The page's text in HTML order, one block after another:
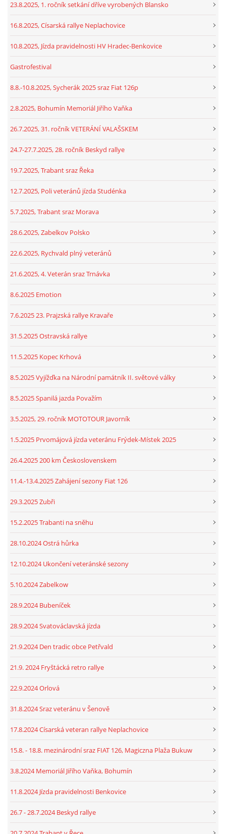
23.8.2025, 1. ročník setkání dříve vyrobených Blansko
16.8.2025, Císarská rallye Neplachovice
10.8.2025, Jízda pravidelnosti HV Hradec-Benkovice
Gastrofestival
8.8.-10.8.2025, Sycherák 2025 sraz Fiat 126p
2.8.2025, Bohumín Memoriál Jiřího Vaňka
26.7.2025, 31. ročník VETERÁNÍ VALAŠSKEM
24.7-27.7.2025, 28. ročník Beskyd rallye
19.7.2025, Trabant sraz Řeka
12.7.2025, Poli veteránů jízda Studénka
5.7.2025, Trabant sraz Morava
28.6.2025, Zabelkov Polsko
22.6.2025, Rychvald plný veteránů
21.6.2025, 4. Veterán sraz Trnávka
8.6.2025 Emotion
7.6.2025 23. Prajzská rallye Kravaře
31.5.2025 Ostravská rallye
11.5.2025 Kopec Krhová
8.5.2025 Vyjížďka na Národní památník II. světové války
8.5.2025 Spanilá jazda Považím
3.5.2025, 29. ročník MOTOTOUR Javorník
1.5.2025 Prvomájová jízda veteránu Frýdek-Místek 2025
26.4.2025 200 km Československem
11.4.-13.4.2025 Zahájení sezony Fiat 126
29.3.2025 Zubři
15.2.2025 Trabanti na sněhu
28.10.2024 Ostrá hůrka
12.10.2024 Ukončení veteránské sezony
5.10.2024 Zabelkow
28.9.2024 Bubeníček
28.9.2024 Svatováclavská jízda
21.9.2024 Den tradic obce Petřvald
21.9. 2024 Fryštácká retro rallye
22.9.2024 Orlová
31.8.2024 Sraz veteránu v Šenově
17.8.2024 Císarská veteran rallye Neplachovice
15.8. - 18.8. mezinárodní sraz FIAT 126, Magiczna Plaža Bukuw
3.8.2024 Memoriál Jiřího Vaňka, Bohumín
11.8.2024 Jízda pravidelnosti Benkovice
26.7 - 28.7.2024 Beskyd rallye